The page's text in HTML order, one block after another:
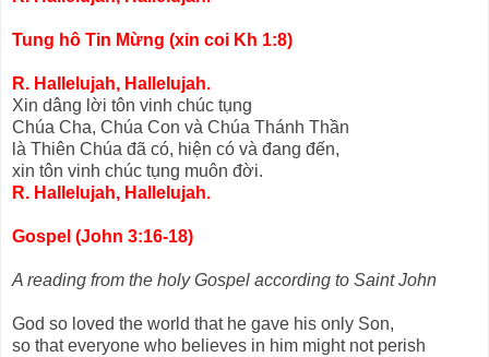
Tung hô Tin Mừng (xin coi Kh 1:8)
R. Hallelujah, Hallelujah.
Xin dâng lời tôn vinh chúc tụng
Chúa Cha, Chúa Con và Chúa Thánh Thần
là Thiên Chúa đã có, hiện có và đang đến,
xin tôn vinh chúc tụng muôn đời.
R. Hallelujah, Hallelujah.
Gospel (John 3:16-18)
A reading from the holy Gospel according to Saint John
God so loved the world that he gave his only Son,
so that everyone who believes in him might not perish